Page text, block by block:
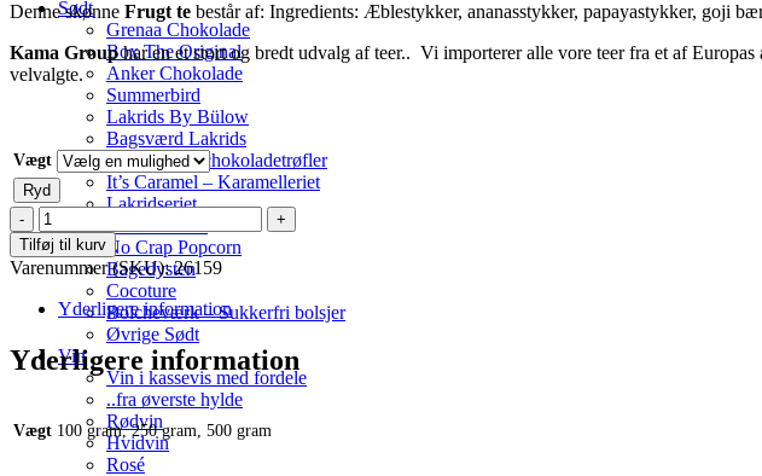
Sødt
Grenaa Chokolade
Box The Original
Anker Chokolade
Summerbird
Lakrids By Bülow
Bagsværd Lakrids
La Praline´s chokoladetrøfler
It’s Caramel – Karamelleriet
Lakridseriet
No Crap Popcorn
Bagedysten
Cocoture
Bolcheværk – Sukkerfri bolsjer
Øvrige Sødt
Vin
Vin i kassevis med fordele
..fra øverste hylde
Rødvin
Hvidvin
Rosé
Denne skønne Frugt te består af: Ingredients: Æblestykker, ananasstykker, papayastykker, goji
Kama Grouphar en et stort og bredt udvalg af teer.. Vi importerer alle vore teer fra et af Europas
velvalgte.
Vægt
Ryd
Mango
&
Mint
-
Frugt
antal
Tilføj til kurv
Varenummer (SKU):26159
Yderligere information
Yderligere information
Vægt 100 gram, 250 gram, 500 gram